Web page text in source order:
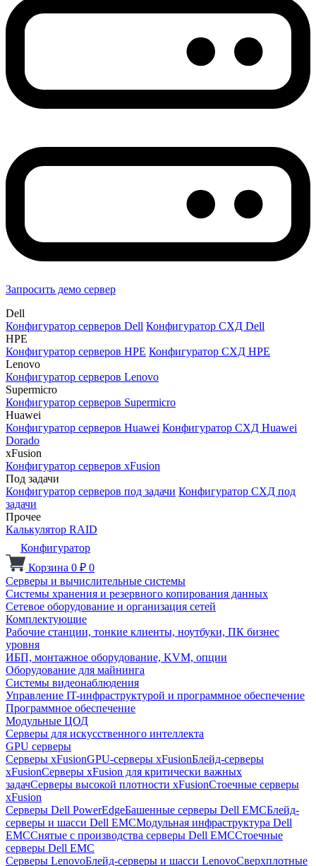
Запросить демо сервер
Dell
Конфигуратор серверов Dell Конфигуратор СХД Dell
HPE
Конфигуратор серверов HPE Конфигуратор СХД HPE
Lenovo
Конфигуратор серверов Lenovo
Supermicro
Конфигуратор серверов Supermicro
Huawei
Конфигуратор серверов Huawei Конфигуратор СХД Huawei
Dorado
xFusion
Конфигуратор серверов xFusion
Под задачи
Конфигуратор серверов под задачи Конфигуратор СХД под
задачи
Прочее
Калькулятор RAID
Конфигуратор
Корзина 0 ₽ 0
Серверы и вычислительные системы
Системы хранения и резервного копирования данных
Сетевое оборудование и организация сетей
Комплектующие
Рабочие станции, тонкие клиенты, ноутбуки, ПК бизнес
уровня
ИБП, монтажное оборудование, KVM, опции
Оборудование для майнинга
Системы видеонаблюдения
Управление IT-инфраструктурой и программное обеспечение
Программное обеспечение
Модульные ЦОД
Серверы для искусственного интеллекта
GPU серверы
Серверы xFusionGPU-серверы xFusionБлейд-серверы
xFusionСерверы xFusion для критически важных
задачСерверы высокой плотности xFusionСтоечные серверы
xFusion
Серверы Dell PowerEdgeБашенные серверы Dell EMCБлейд-
серверы и шасси Dell EMCМодульная инфраструктура Dell
EMCСнятые с производства серверы Dell EMCСтоечные
серверы Dell EMC
Серверы LenovoБлейд-серверы и шасси LenovoСверхплотные